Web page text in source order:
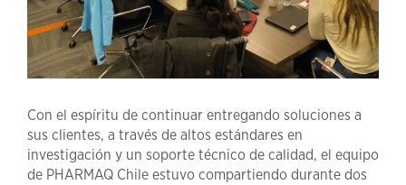
Con el espíritu de continuar entregando soluciones a
sus clientes, a través de altos estándares en
investigación y un soporte técnico de calidad, el equipo
de PHARMAQ Chile estuvo compartiendo durante dos